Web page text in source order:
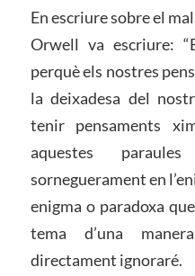
En escriure sobre el
Orwell va escriure:
perquè els nostres
la deixadesa del
tenir pensaments
aquestes
sorneguerament en
enigma o paradoxa
tema d’una
directament ignoraré.